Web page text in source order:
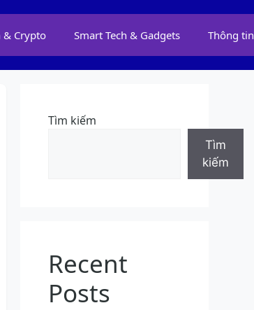
& Crypto Smart Tech & Gadgets Thông tin
Tìm kiếm
Tìm
kiếm
Recent
Posts